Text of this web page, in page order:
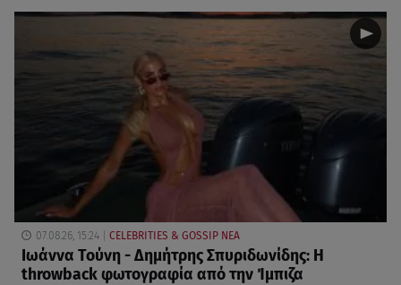
07.08.26, 15:24 CELEBRITIES & GOSSIP ΝΕΑ
Ιωάννα Τούνη - Δημήτρης Σπυριδωνίδης: Η
throwback φωτογραφία από την Ίμπιζα